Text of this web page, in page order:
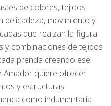
de colores, tejidos
delicadeza, movimiento y
que realzan la figura
y combinaciones de tejidos
prenda creando ese
quiere ofrecer
y estructuras
como indumentaria